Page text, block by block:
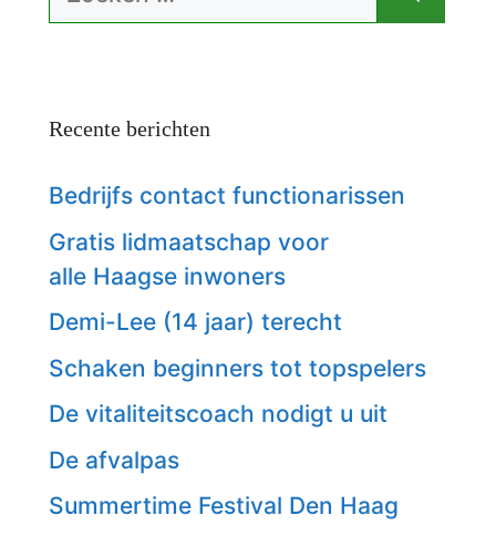
naar:
Recente berichten
Bedrijfs contact functionarissen
Gratis lidmaatschap voor
alle Haagse inwoners
Demi-Lee (14 jaar) terecht
Schaken beginners tot topspelers
De vitaliteitscoach nodigt u uit
De afvalpas
Summertime Festival Den Haag